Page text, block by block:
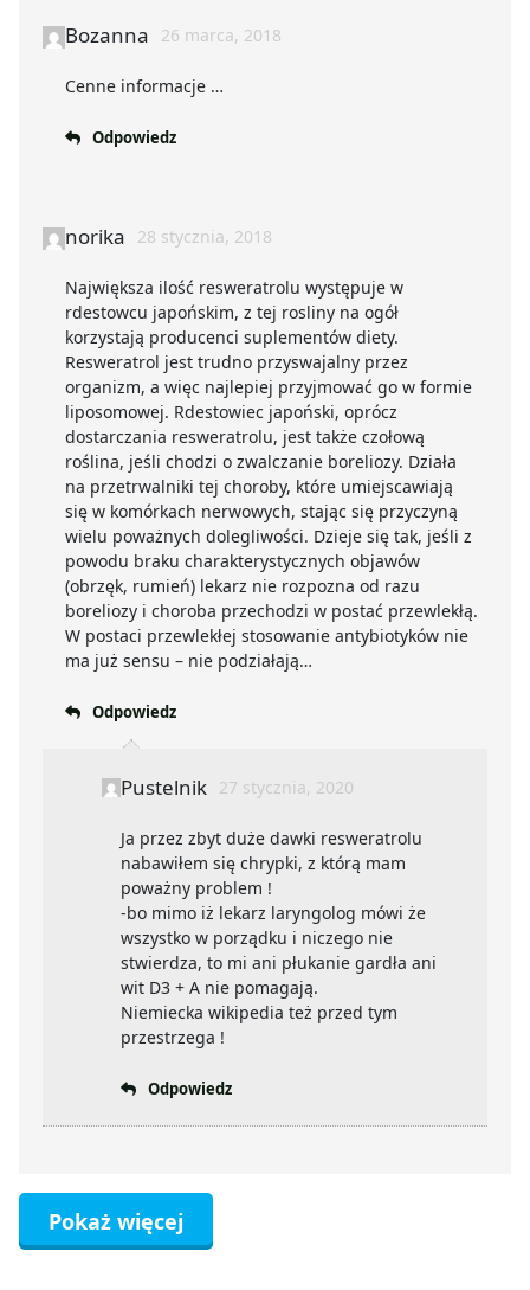
Bozanna 26 marca, 2018
Cenne informacje …
Odpowiedz
norika 28 stycznia, 2018
Największa ilość resweratrolu występuje w
rdestowcu japońskim, z tej rosliny na ogół
korzystają producenci suplementów diety.
Resweratrol jest trudno przyswajalny przez
organizm, a więc najlepiej przyjmować go w formie
liposomowej. Rdestowiec japoński, oprócz
dostarczania resweratrolu, jest także czołową
roślina, jeśli chodzi o zwalczanie boreliozy. Działa
na przetrwalniki tej choroby, które umiejscawiają
się w komórkach nerwowych, stając się przyczyną
wielu poważnych dolegliwości. Dzieje się tak, jeśli z
powodu braku charakterystycznych objawów
(obrzęk, rumień) lekarz nie rozpozna od razu
boreliozy i choroba przechodzi w postać przewlekłą.
W postaci przewlekłej stosowanie antybiotyków nie
ma już sensu – nie podziałają…
Odpowiedz
Pustelnik 27 stycznia, 2020
Ja przez zbyt duże dawki resweratrolu
nabawiłem się chrypki, z którą mam
poważny problem !
-bo mimo iż lekarz laryngolog mówi że
wszystko w porządku i niczego nie
stwierdza, to mi ani płukanie gardła ani
wit D3 + A nie pomagają.
Niemiecka wikipedia też przed tym
przestrzega !
Odpowiedz
Pokaż więcej